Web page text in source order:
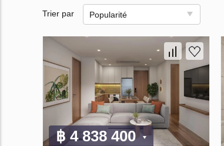
Trier par Popularité
฿ 4 838 400